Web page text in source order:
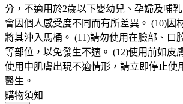
分，不適用於2歲以下嬰幼兒、孕婦及哺
會因個人感受度不同而有所差異。 (10)因
將其沖入馬桶。 (11)請勿使用在臉部、口
等部位，以免發生不適。 (12)使用前如皮
使用中肌膚出現不適情形，請立即停止使
醫生。
購物須知